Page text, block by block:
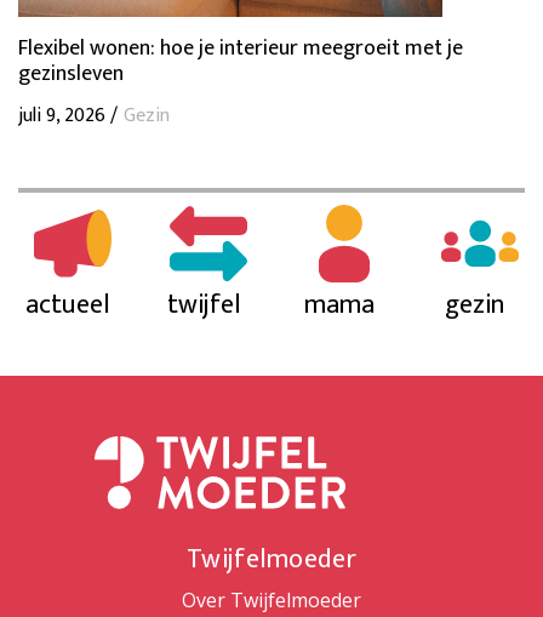
Flexibel wonen: hoe je interieur meegroeit met je
gezinsleven
juli 9, 2026 /Gezin
actueel twijfel mama gezin
Twijfelmoeder
Over Twijfelmoeder